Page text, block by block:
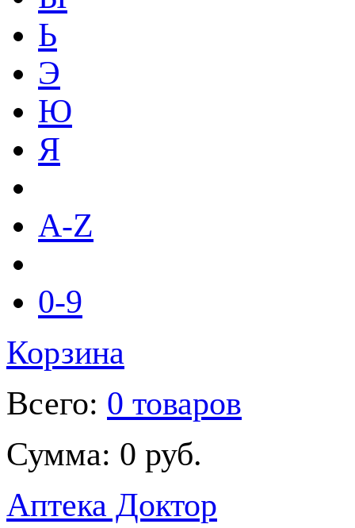
Ь
Э
Ю
Я
A-Z
0-9
Корзина
Всего: 0 товаров
Сумма: 0 руб.
Аптека Доктор